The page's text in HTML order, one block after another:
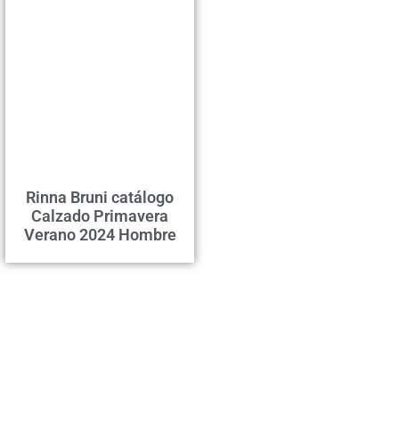
Rinna Bruni catálogo
Calzado Primavera
Verano 2024 Hombre